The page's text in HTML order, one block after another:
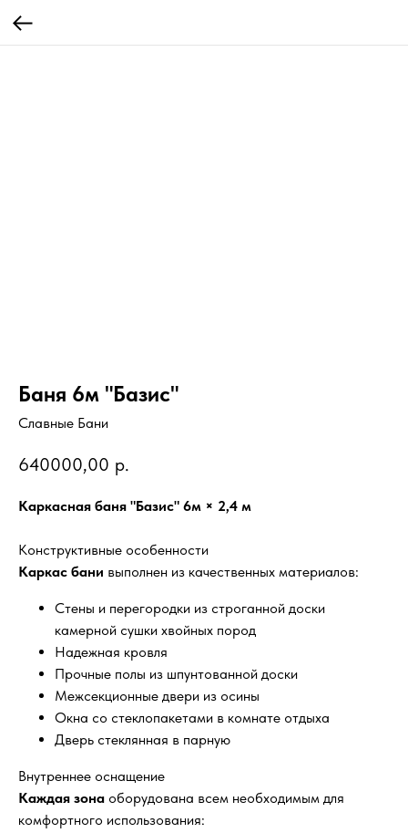
Баня 6м "Базис"
Славные Бани
640000,00 р.
Каркасная баня "Базис" 6м × 2,4 м
Конструктивные особенности
Каркас бани выполнен из качественных материалов:
Стены и перегородки из строганной доски
камерной сушки хвойных пород
Надежная кровля
Прочные полы из шпунтованной доски
Межсекционные двери из осины
Окна со стеклопакетами в комнате отдыха
Дверь стеклянная в парную
Внутреннее оснащение
Каждая зона оборудована всем необходимым для
комфортного использования: